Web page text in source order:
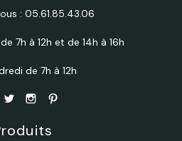
: 05.61.85.43.06
7h à 12h et de 14h à 16h
de 7h à 12h